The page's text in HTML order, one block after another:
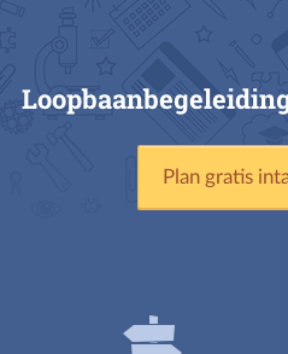
Plan gratis